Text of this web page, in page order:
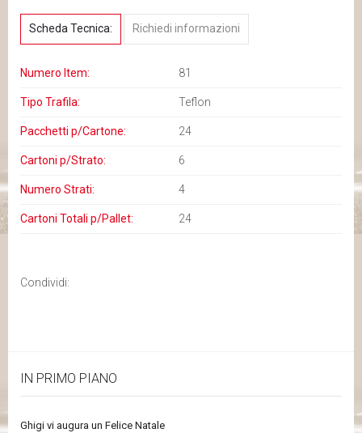
Scheda Tecnica: Richiedi informazioni
Numero Item: 81
Tipo Trafila: Teflon
Pacchetti p/Cartone: 24
Cartoni p/Strato: 6
Numero Strati: 4
Cartoni Totali p/Pallet: 24
Condividi:
IN PRIMO PIANO
Ghigi vi augura un Felice Natale